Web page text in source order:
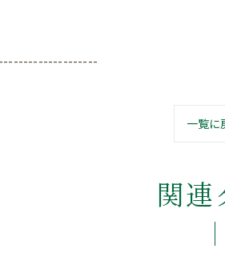
一覧に
関連